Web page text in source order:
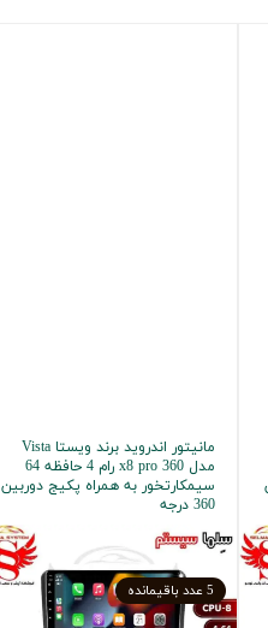
مانیتور اندروید برند ویستا Vista
مدل x8 pro 360 رام 4 حافظه 64
سیمکارتخور به همراه پکیج دوربین
360 درجه
۴۶,۹۰۰,۰۰۰ تومان
5 عدد باقیمانده